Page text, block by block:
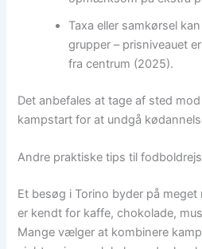
Taxa eller samkørsel
grupper – prisniveauet
fra centrum (2025).
Det anbefales at tage af sted
kampstart for at undgå
Andre praktiske tips til
Et besøg i Torino byder på
er kendt for kaffe, chokolade,
Mange vælger at kombinere